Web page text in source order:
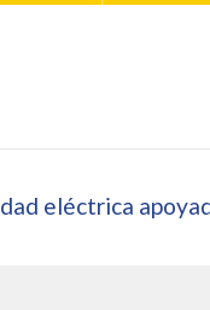
eléctrica